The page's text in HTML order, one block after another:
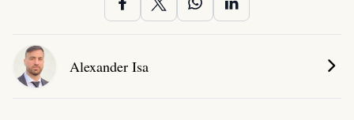
Alexander Isa